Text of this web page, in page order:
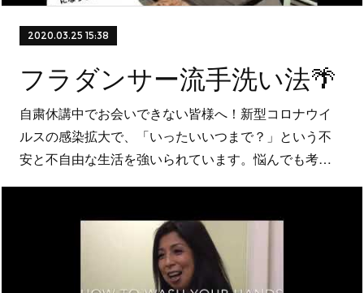
2020.03.25 15:38
フラダンサー流手洗い法🌴
自粛休講中でお会いできない皆様へ！新型コロナウイ
ルスの感染拡大で、「いったいいつまで？」という不
安と不自由な生活を強いられています。悩んでも考…